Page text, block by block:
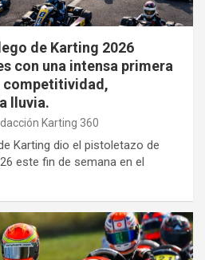
de Karting 2026
con una intensa primera
competitividad,
lluvia.
Karting 360
Karting dio el pistoletazo de
este fin de semana en el